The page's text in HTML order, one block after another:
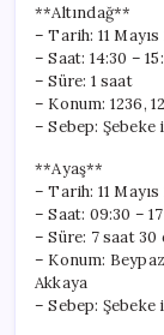
**Altındağ**
– Tarih: 11
– Saat: 14:30 –
– Süre: 1 saat
– Konum: 1236,
– Sebep:
**Ayaş**
– Tarih: 11
– Saat: 09:30 –
– Süre: 7 saat 30
– Konum:
Akkaya
– Sebep: